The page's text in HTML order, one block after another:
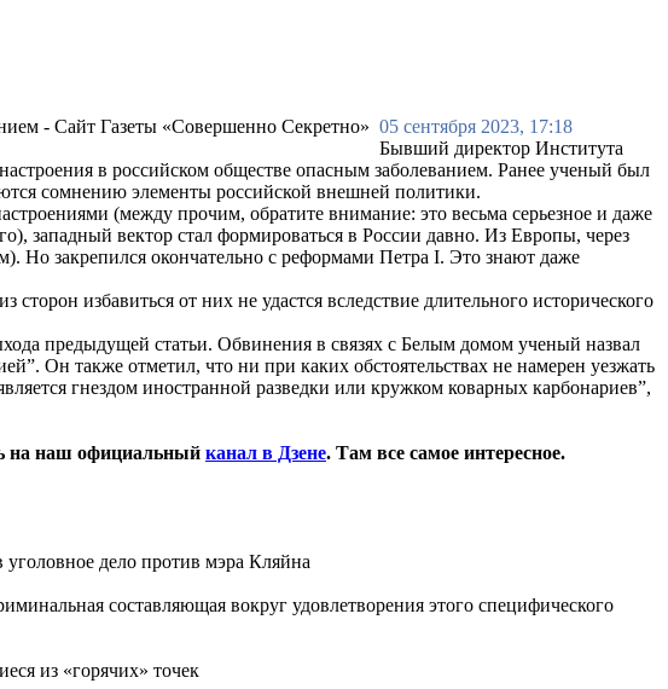
05 сентября 2023, 17:18
Бывший директор Института
в российском обществе опасным заболеванием. Ранее ученый был
сомнению элементы российской внешней политики.
(между прочим, обратите внимание: это весьма серьезное и даже
западный вектор стал формироваться в России давно. Из Европы, через
Но закрепился окончательно с реформами Петра I. Это знают даже
избавиться от них не удастся вследствие длительного исторического
предыдущей статьи. Обвинения в связях с Белым домом ученый назвал
Он также отметил, что ни при каких обстоятельствах не намерен уезжать
гнездом иностранной разведки или кружком коварных карбонариев”,
на наш официальный канал в Дзене. Там все самое интересное.
дело против мэра Кляйна
составляющая вокруг удовлетворения этого специфического
из «горячих» точек